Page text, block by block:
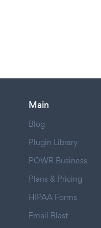
Main
Blog
Plugin Library
POWR Business
Plans & Pricing
HIPAA Forms
Email Blast